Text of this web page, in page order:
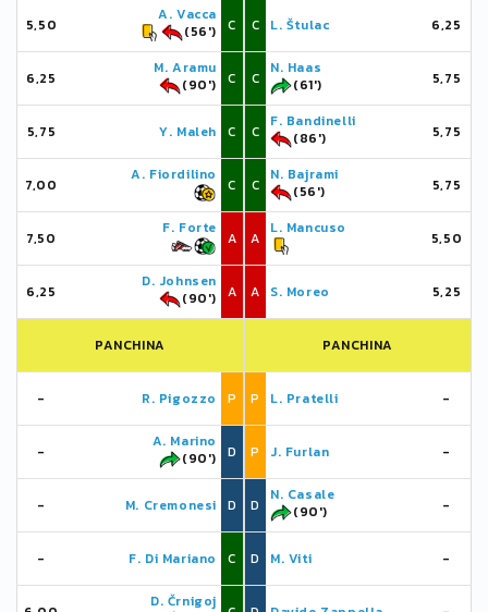
5,50
A. Vacca
(56')
C
6,25
M. Aramu
(90')
C
5,75 Y. Maleh C
7,00
A. Fiordilino
C
7,50
F. Forte
A
6,25
D. Johnsen
(90')
A
PANCHINA
- R. Pigozzo P
-
A. Marino
(90')
D
- M. Cremonesi D
- F. Di Mariano C
D. Črnigoj
C L. Štulac 6,25
C
N. Haas
(61')
5,75
C
F. Bandinelli
(86')
5,75
C
N. Bajrami
(56')
5,75
A
L. Mancuso
5,50
A S. Moreo 5,25
PANCHINA
P L. Pratelli -
P J. Furlan -
D
N. Casale
(90')
-
D M. Viti -